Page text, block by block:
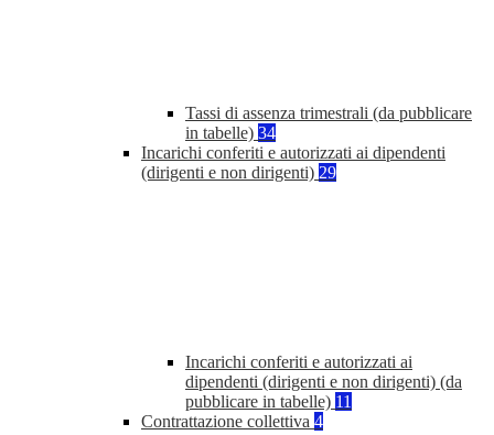
Tassi di assenza trimestrali (da pubblicare
in tabelle) 34
Incarichi conferiti e autorizzati ai dipendenti
(dirigenti e non dirigenti) 29
Incarichi conferiti e autorizzati ai
dipendenti (dirigenti e non dirigenti) (da
pubblicare in tabelle) 11
Contrattazione collettiva 4